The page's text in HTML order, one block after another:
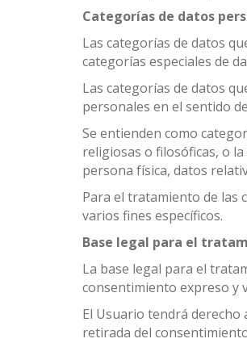
Categorías de datos
Las categorías de datos
categorías especiales de
Las categorías de datos
personales en el sentido
Se entienden como
religiosas o filosóficas, o
persona física, datos
Para el tratamiento de las
varios fines específicos.
Base legal para el
La base legal para el
consentimiento expreso y
El Usuario tendrá
retirada del